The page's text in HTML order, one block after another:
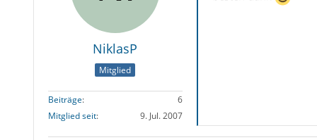
NiklasP
Mitglied
Beiträge
6
Mitglied seit
9. Jul. 2007